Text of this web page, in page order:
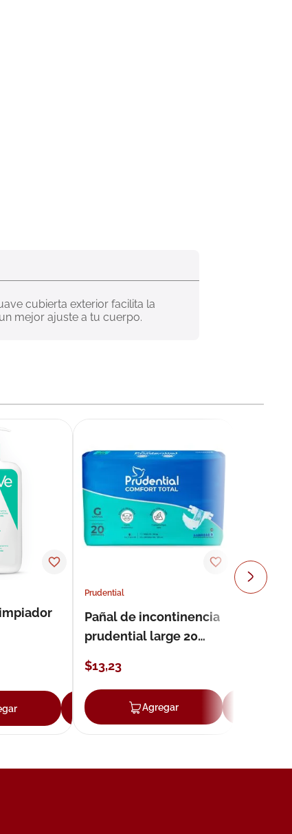
cubierta exterior facilita la
mejor ajuste a tu cuerpo.
Agregar
Prudential
Pañal de incontinencia
prudential large 20
$13,23
Agregar